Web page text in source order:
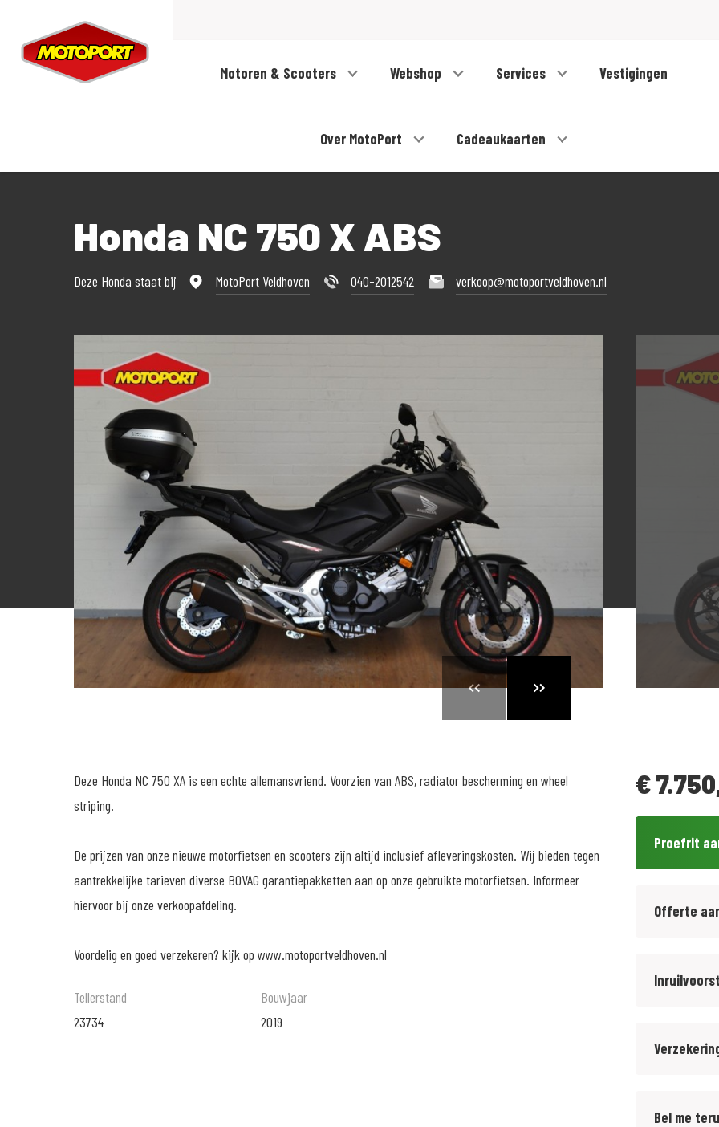
Motoren & Scooters Webshop Services Vestigingen
Over MotoPort Cadeaukaarten
Honda NC 750 X ABS
Deze Honda staat bij MotoPort Veldhoven 040-2012542 verkoop@motoportveldhoven.nl
Deze Honda NC 750 XA is een echte allemansvriend. Voorzien van ABS, radiator bescherming en wheel
striping.
De prijzen van onze nieuwe motorfietsen en scooters zijn altijd inclusief afleveringskosten. Wij bieden tegen
aantrekkelijke tarieven diverse BOVAG garantiepakketten aan op onze gebruikte motorfietsen. Informeer
hiervoor bij onze verkoopafdeling.
Voordelig en goed verzekeren? kijk op www.motoportveldhoven.nl
Tellerstand
23734
Bouwjaar
2019
€
Proefrit
Offerte
Bel me